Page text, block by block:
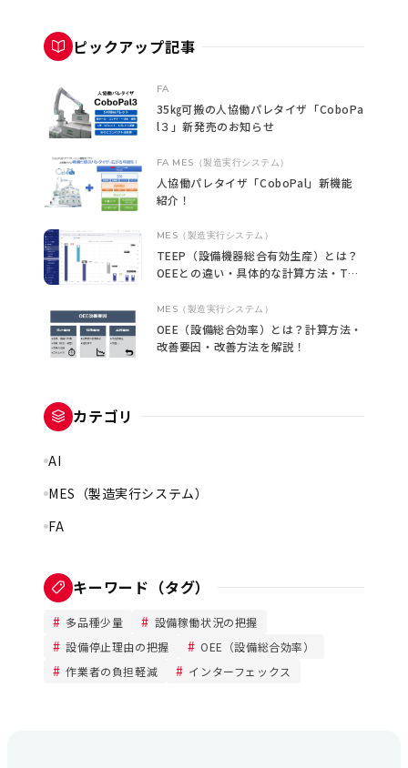
ピックアップ記事
FA
35㎏可搬の人協働パレタイザ「CoboPa
l３」新発売のお知らせ
FA MES（製造実行システム）
人協働パレタイザ「CoboPal」新機能
紹介！
MES（製造実行システム）
TEEP（設備機器総合有効生産）とは？
OEEとの違い・具体的な計算方法・TEE
MES（製造実行システム）
OEE（設備総合効率）とは？計算方法・
改善要因・改善方法を解説！
カテゴリ
AI
MES（製造実行システム）
FA
キーワード（タグ）
多品種少量
設備稼働状況の把握
設備停止理由の把握
OEE（設備総合効率）
作業者の負担軽減
インターフェックス